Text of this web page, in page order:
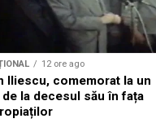
12 ore ago
Iliescu, comemorat la un
de la decesul său în fața